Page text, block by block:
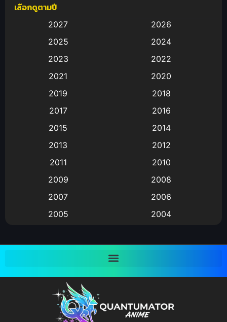
Anal (ประตูหลัง)
Animation การ์ตูน
Animation อนิเมะ
Animation แอนิเมชัน
(9)
Big tits (นมใหญ่)
Bitch (ผู้หญิงร่าน)
Bondage (ทาส)(1)
(1)
เลือกดูตามปี
2027
2026
2025
2024
2023
2022
2021
2020
2019
2018
2017
2016
2015
2014
2013
2012
2011
2010
2009
2008
2007
2006
2005
2004
2001
2000
1997
1993
1991